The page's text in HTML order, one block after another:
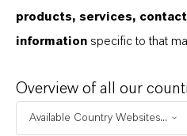
SYNTHETISCHE
products, services,
information specific to that
Overview of all our
Available Country Websites...